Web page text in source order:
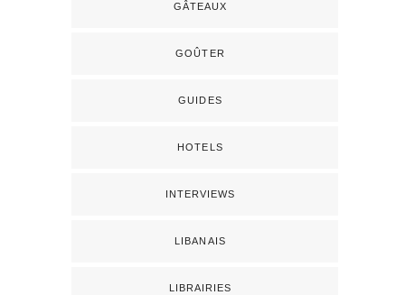
GÂTEAUX
GOÛTER
GUIDES
HOTELS
INTERVIEWS
LIBANAIS
LIBRAIRIES